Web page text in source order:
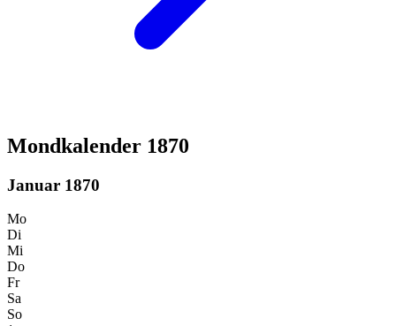
Mondkalender 1870
Januar 1870
Mo
Di
Mi
Do
Fr
Sa
So